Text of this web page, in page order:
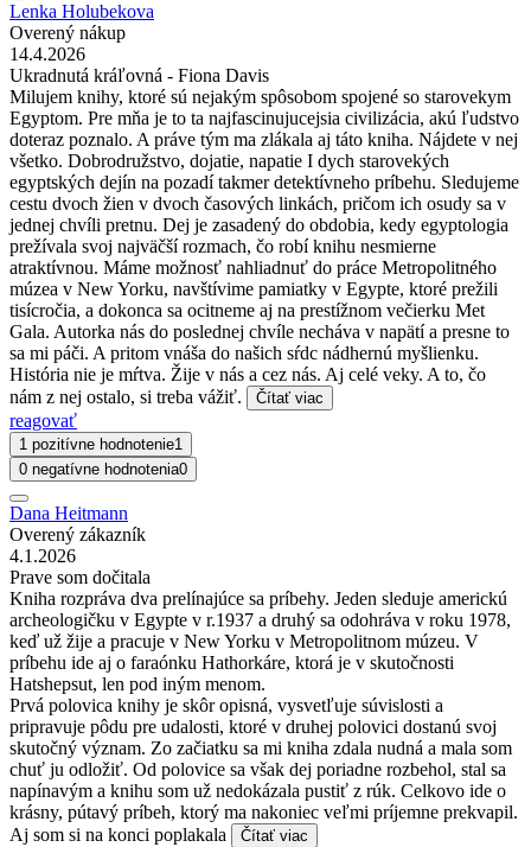
Lenka Holubekova
Overený nákup
14.4.2026
Ukradnutá kráľovná - Fiona Davis
Milujem knihy, ktoré sú nejakým spôsobom spojené so starovekym
Egyptom. Pre mňa je to ta najfascinujucejsia civilizácia, akú ľudstvo
doteraz poznalo. A práve tým ma zlákala aj táto kniha. Nájdete v nej
všetko. Dobrodružstvo, dojatie, napatie I dych starovekých
egyptských dejín na pozadí takmer detektívneho príbehu. Sledujeme
cestu dvoch žien v dvoch časových linkách, pričom ich osudy sa v
jednej chvíli pretnu. Dej je zasadený do obdobia, kedy egyptologia
prežívala svoj najväčší rozmach, čo robí knihu nesmierne
atraktívnou. Máme možnosť nahliadnuť do práce Metropolitného
múzea v New Yorku, navštívime pamiatky v Egypte, ktoré prežili
tisícročia, a dokonca sa ocitneme aj na prestížnom večierku Met
Gala. Autorka nás do poslednej chvíle necháva v napätí a presne to
sa mi páči. A pritom vnáša do našich sŕdc nádhernú myšlienku.
História nie je mŕtva. Žije v nás a cez nás. Aj celé veky. A to, čo
nám z nej ostalo, si treba vážiť.
Čítať viac
reagovať
1 pozitívne hodnotenie1
0 negatívne hodnotenia0
Dana Heitmann
Overený zákazník
4.1.2026
Prave som dočitala
Kniha rozpráva dva prelínajúce sa príbehy. Jeden sleduje americkú
archeologičku v Egypte v r.1937 a druhý sa odohráva v roku 1978,
keď už žije a pracuje v New Yorku v Metropolitnom múzeu. V
príbehu ide aj o faraónku Hathorkáre, ktorá je v skutočnosti
Hatshepsut, len pod iným menom.
Prvá polovica knihy je skôr opisná, vysvetľuje súvislosti a
pripravuje pôdu pre udalosti, ktoré v druhej polovici dostanú svoj
skutočný význam. Zo začiatku sa mi kniha zdala nudná a mala som
chuť ju odložiť. Od polovice sa však dej poriadne rozbehol, stal sa
napínavým a knihu som už nedokázala pustiť z rúk. Celkovo ide o
krásny, pútavý príbeh, ktorý ma nakoniec veľmi príjemne prekvapil.
Aj som si na konci poplakala
Čítať viac